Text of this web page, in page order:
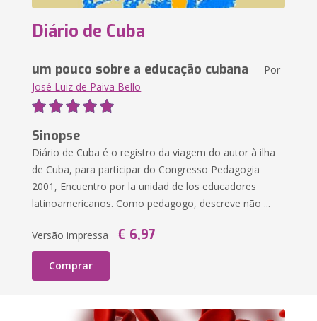
Diário de Cuba
um pouco sobre a educação cubana Por
José Luiz de Paiva Bello
Sinopse
Diário de Cuba é o registro da viagem do autor à ilha
de Cuba, para participar do Congresso Pedagogia
2001, Encuentro por la unidad de los educadores
latinoamericanos. Como pedagogo, descreve não ...
Versão impressa € 6,97
Comprar